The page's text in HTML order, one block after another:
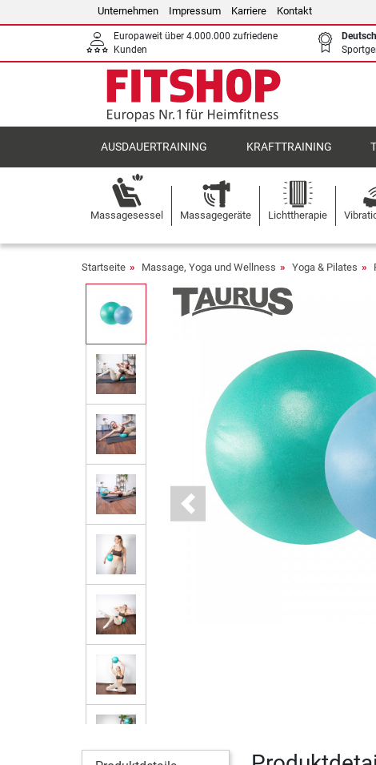
Unternehmen Impressum Karriere Kontakt
Europaweit über 4.000.000 zufriedene
Kunden
AUSDAUERTRAINING KRAFTTRAINING
Massagesessel Massagegeräte Lichttherapie
Startseite Massage, Yoga und Wellness Yoga & Pilates
Previous